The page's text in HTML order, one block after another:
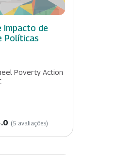
Impacto de
Políticas
Poverty Action
(5 avaliações)